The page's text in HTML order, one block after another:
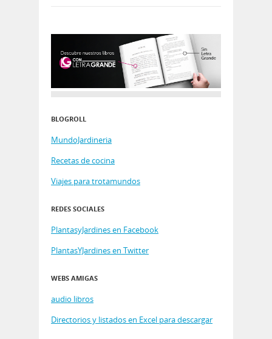
BLOGROLL
MundoJardineria
Recetas de cocina
Viajes para trotamundos
REDES SOCIALES
PlantasyJardines en Facebook
PlantasYJardines en Twitter
WEBS AMIGAS
audio libros
Directorios y listados en Excel para descargar